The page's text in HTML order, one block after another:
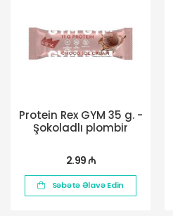
Protein Rex GYM 35 g. -
Şokoladlı plombir
2.99 ₼
Səbətə Əlavə Edin